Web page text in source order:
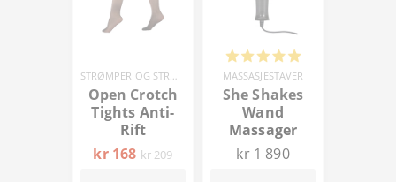
STRØMPER OG STRØMPEBUKSER
Open Crotch
Tights Anti-
Rift
kr 168 kr 209
MASSASJESTAVER
She Shakes
Wand
Massager
kr 1 890